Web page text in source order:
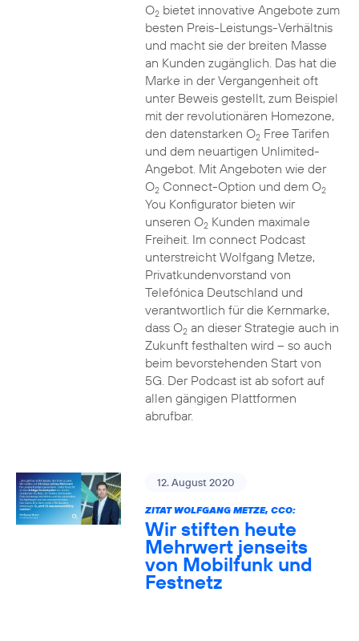
O2bietet innovative Angebote zum
besten Preis-Leistungs-Verhältnis
und macht sie der breiten Masse
an Kunden zugänglich. Das hat die
Marke in der Vergangenheit oft
unter Beweis gestellt, zum Beispiel
mit der revolutionären Homezone,
den datenstarken O2Free Tarifen
und dem neuartigen Unlimited-
Angebot. Mit Angeboten wie der
O2Connect-Option und dem O2
You Konfigurator bieten wir
unseren O2Kunden maximale
Freiheit. Im connect Podcast
unterstreicht Wolfgang Metze,
Privatkundenvorstand von
Telefónica Deutschland und
verantwortlich für die Kernmarke,
dass O2an dieser Strategie auch in
Zukunft festhalten wird – so auch
beim bevorstehenden Start von
5G. Der Podcast ist ab sofort auf
allen gängigen Plattformen
abrufbar.
12. August 2020
ZITAT WOLFGANG METZE, CCO:
Wir stiften heute
Mehrwert jenseits
von Mobilfunk und
Festnetz